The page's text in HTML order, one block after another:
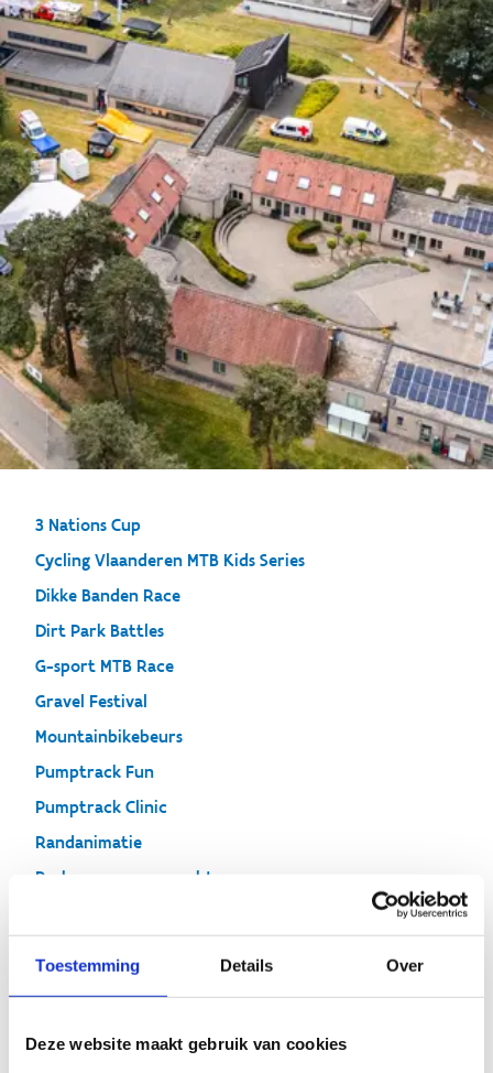
Toestemming Details Over
Deze website maakt gebruik van cookies
3 Nations Cup
Cycling Vlaanderen MTB Kids Series
Dikke Banden Race
Dirt Park Battles
G-sport MTB Race
Gravel Festival
Mountainbikebeurs
Pumptrack Fun
Pumptrack Clinic
Randanimatie
Parkeren en overnachten